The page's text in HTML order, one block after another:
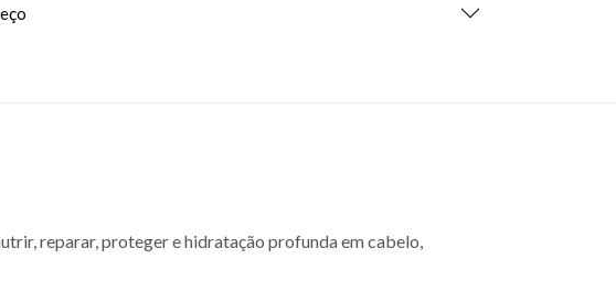
reparar, proteger e hidratação profunda em cabelo,